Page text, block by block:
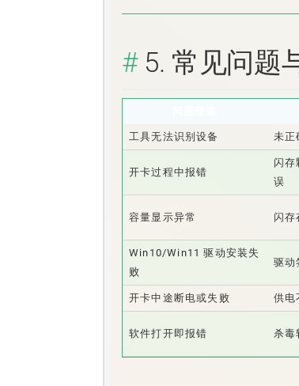
5. 常见问题
工具无法识别设备 未正
开卡过程中报错
闪存
误
容量显示异常 闪存
Win10/Win11 驱动安装失
败
驱动
开卡中途断电或失败 供电
软件打开即报错 杀毒